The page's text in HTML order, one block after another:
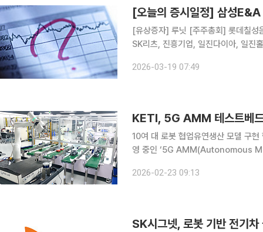
[오늘의 증시일정] 삼성E&A
[유상증자] 루닛 [주주총회] 롯데칠성음료, 한화오션, 호텔신라, 신한서부티엔디리츠, GS리테일,
SK리츠, 진흥기업, 일진다이아, 일진
송원산업, 한국수출포장공업, 삼성생
2026-03-19 07:49
KETI, 5G AMM 테스트베
10여 대 로봇 협업유연생산 모델 구현 한국전자기술연구원(KETI)이 23일 경기도 안양시에 구축·운
영 중인 ‘5G AMM(Autonomous
는 10여 대의 다양한 로봇이 스마트공
2026-02-23 09:13
SK시그넷, 로봇 기반 전기